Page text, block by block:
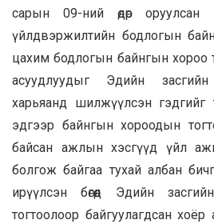
сарын 09-ний өдөр оруулсан
үйлдвэржилтийн бодлогын
цахим бодлогын байнгын хороо
асуудлуудыг Эдийн
харьяанд шилжүүлсэн гэдгийг
эдгээр байнгын хороодын
байсан ажлын хэсгүүд үйл
болгож байгаа тухай албан
ирүүлсэн бөгөөд Эдийн
тогтоолоор байгуулагдсан